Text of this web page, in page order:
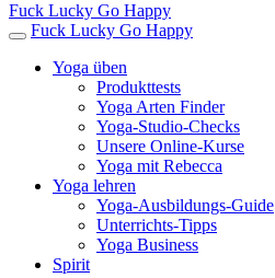
Fuck Lucky Go Happy
Fuck Lucky Go Happy
Yoga üben
Produkttests
Yoga Arten Finder
Yoga-Studio-Checks
Unsere Online-Kurse
Yoga mit Rebecca
Yoga lehren
Yoga-Ausbildungs-Guide
Unterrichts-Tipps
Yoga Business
Spirit